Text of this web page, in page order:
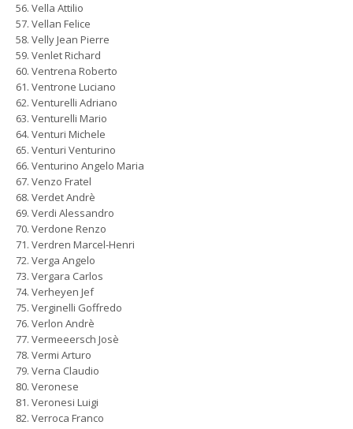
Vella Attilio
Vellan Felice
Velly Jean Pierre
Venlet Richard
Ventrena Roberto
Ventrone Luciano
Venturelli Adriano
Venturelli Mario
Venturi Michele
Venturi Venturino
Venturino Angelo Maria
Venzo Fratel
Verdet Andrè
Verdi Alessandro
Verdone Renzo
Verdren Marcel-Henri
Verga Angelo
Vergara Carlos
Verheyen Jef
Verginelli Goffredo
Verlon Andrè
Vermeeersch Josè
Vermi Arturo
Verna Claudio
Veronese
Veronesi Luigi
Verroca Franco